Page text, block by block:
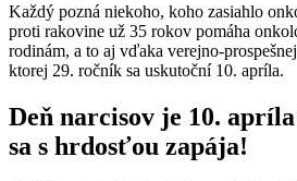
Každý pozná niekoho, koho zasiahlo
proti rakovine už 35 rokov pomáha
rodinám, a to aj vďaka verejno-
ktorej 29. ročník sa uskutoční 10. apríla.
Deň narcisov je 10.
sa s hrdosťou zapája!